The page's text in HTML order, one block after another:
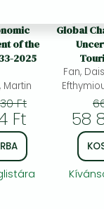
of the
2025
Martin
Ft
Ft
Global
Value
Fan,
Thrassou,
58